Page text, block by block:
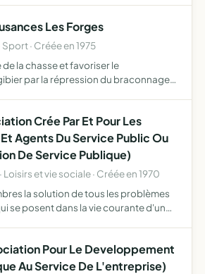
Les Forges
Sport · Créée en 1975
la chasse et favoriser le
par la répression du braconnage
Crée Par Et Pour Les
Agents Du Service Public Ou
De Service Publique)
Loisirs et vie sociale · Créée en 1970
la solution de tous les problèmes
se posent dans la vie courante d'un
Pour Le Developpement
Au Service De L'entreprise)